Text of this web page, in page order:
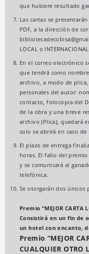
que hubiere resultado
Las cartas se
PDF, a la dirección de
LOCAL o
En el correo electrónico
que tendrá como
archivo, a modo de
personales del autor:
contacto, fotocopia del
de la obra y una breve
archivo (Plica), quedará
solo se abrirá en caso
El plazo de entrega
horas. El fallo del
y se comunicará al
telefónica.
Se otorgarán dos únicos
Premio “MEJOR
Consistirá en un fin de
un hotel con encanto,
Premio “MEJOR
CUALQUIER OTRO